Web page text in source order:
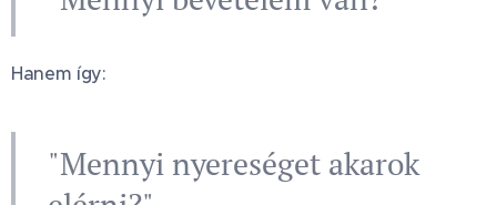
Hanem így:
"Mennyi nyereséget akarok